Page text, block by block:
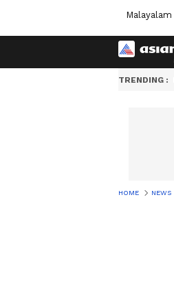
Malayalam
TRENDING :
HOME NEWS